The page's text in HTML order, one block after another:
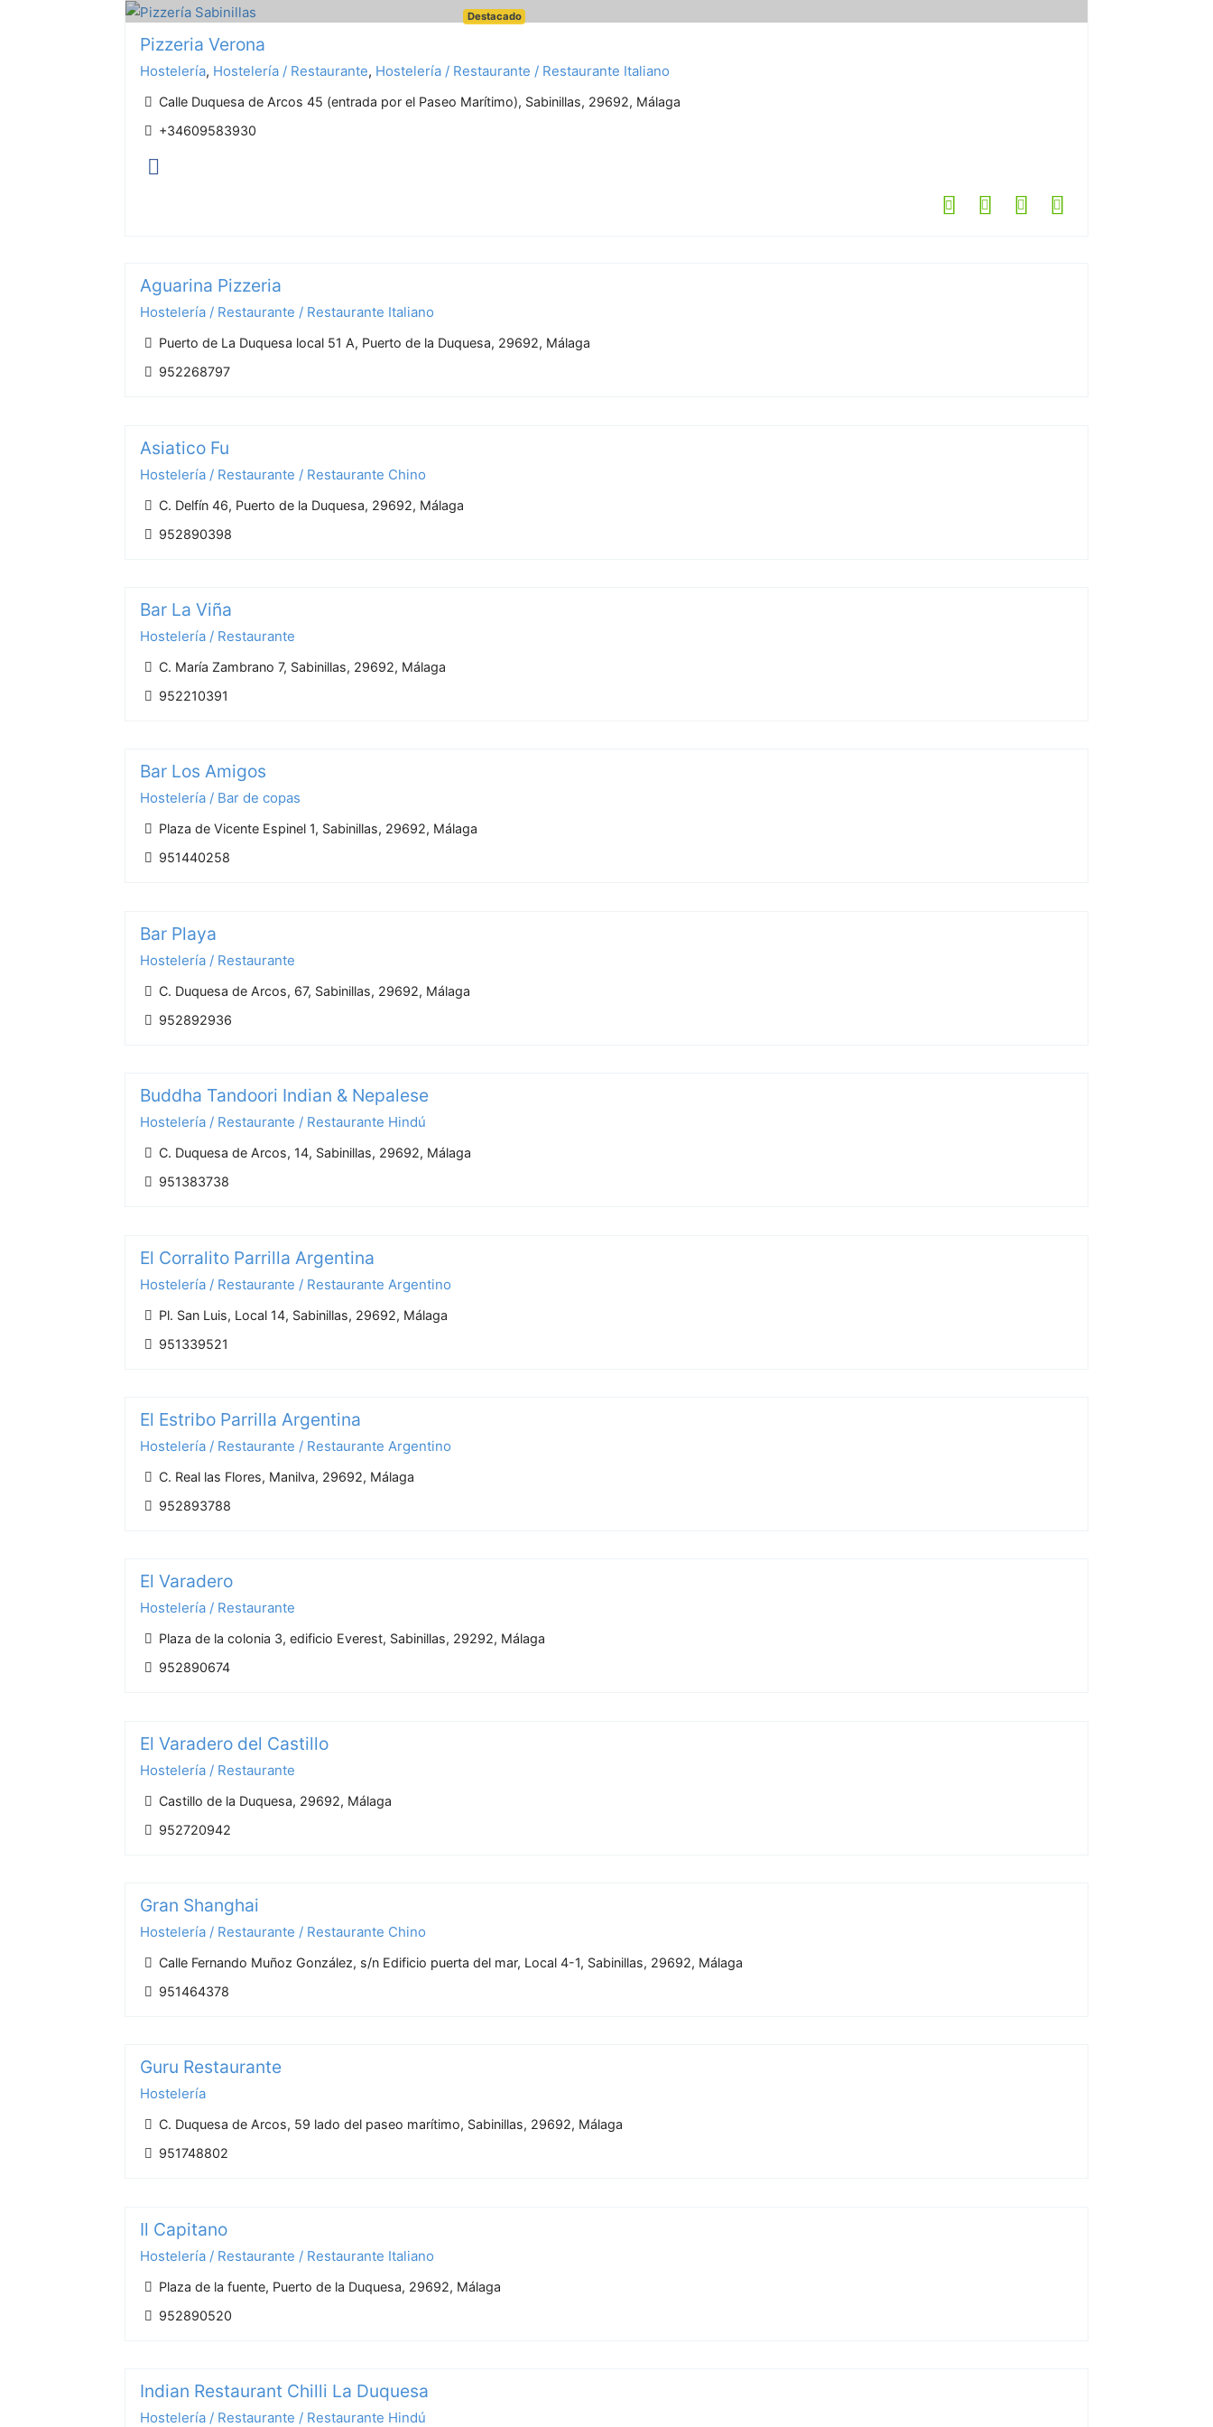
Pizzeria Verona
Hostelería, Hostelería / Restaurante, Hostelería / Restaurante / Restaurante Italiano
Calle Duquesa de Arcos 45 (entrada por el Paseo Marítimo), Sabinillas, 29692, Málaga
+34609583930
Destacado
Aguarina Pizzeria
Hostelería / Restaurante / Restaurante Italiano
Puerto de La Duquesa local 51 A, Puerto de la Duquesa, 29692, Málaga
952268797
Asiatico Fu
Hostelería / Restaurante / Restaurante Chino
C. Delfín 46, Puerto de la Duquesa, 29692, Málaga
952890398
Bar La Viña
Hostelería / Restaurante
C. María Zambrano 7, Sabinillas, 29692, Málaga
952210391
Bar Los Amigos
Hostelería / Bar de copas
Plaza de Vicente Espinel 1, Sabinillas, 29692, Málaga
951440258
Bar Playa
Hostelería / Restaurante
C. Duquesa de Arcos, 67, Sabinillas, 29692, Málaga
952892936
Buddha Tandoori Indian & Nepalese
Hostelería / Restaurante / Restaurante Hindú
C. Duquesa de Arcos, 14, Sabinillas, 29692, Málaga
951383738
El Corralito Parrilla Argentina
Hostelería / Restaurante / Restaurante Argentino
Pl. San Luis, Local 14, Sabinillas, 29692, Málaga
951339521
El Estribo Parrilla Argentina
Hostelería / Restaurante / Restaurante Argentino
C. Real las Flores, Manilva, 29692, Málaga
952893788
El Varadero
Hostelería / Restaurante
Plaza de la colonia 3, edificio Everest, Sabinillas, 29292, Málaga
952890674
El Varadero del Castillo
Hostelería / Restaurante
Castillo de la Duquesa, 29692, Málaga
952720942
Gran Shanghai
Hostelería / Restaurante / Restaurante Chino
Calle Fernando Muñoz González, s/n Edificio puerta del mar, Local 4-1, Sabinillas, 29692, Málaga
951464378
Guru Restaurante
Hostelería
C. Duquesa de Arcos, 59 lado del paseo marítimo, Sabinillas, 29692, Málaga
951748802
Il Capitano
Hostelería / Restaurante / Restaurante Italiano
Plaza de la fuente, Puerto de la Duquesa, 29692, Málaga
952890520
Indian Restaurant Chilli La Duquesa
Hostelería / Restaurante / Restaurante Hindú